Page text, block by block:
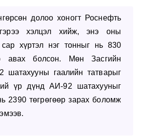
долоо хоногт Роснефть
хэлцэл хийж, энэ оны
сар хүртэл нэг тонныг нь 830
авах болсон. Мөн Засгийн
шатахууны гаалийн татварыг
үр дүнд АИ-92 шатахууныг
2390 төгрөгөөр зарах боломж